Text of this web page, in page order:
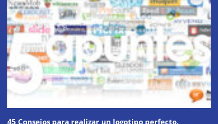
45 Consejos para realizar un logotipo perfecto.